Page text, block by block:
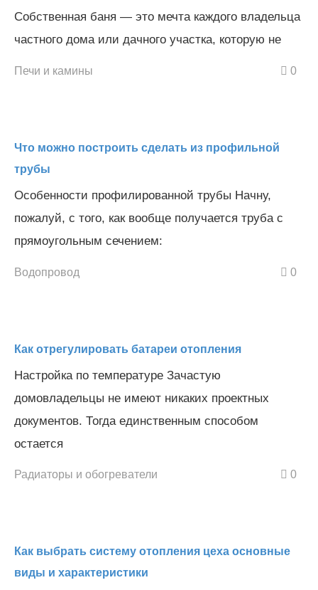
Собственная баня — это мечта каждого владельца
частного дома или дачного участка, которую не
Печи и камины 0
Что можно построить сделать из профильной
трубы
Особенности профилированной трубы Начну,
пожалуй, с того, как вообще получается труба с
прямоугольным сечением:
Водопровод 0
Как отрегулировать батареи отопления
Настройка по температуре Зачастую
домовладельцы не имеют никаких проектных
документов. Тогда единственным способом
остается
Радиаторы и обогреватели 0
Как выбрать систему отопления цеха основные
виды и характеристики